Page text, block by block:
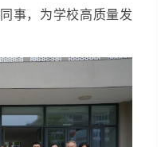
事，为学校高质量发